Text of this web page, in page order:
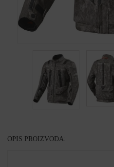
OPIS PROIZVODA: